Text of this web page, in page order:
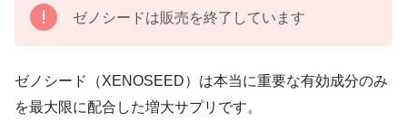
ゼノシードは販売を終了しています
ゼノシード（XENOSEED）は本当に重要な有効成分のみ
を最大限に配合した増大サプリです。